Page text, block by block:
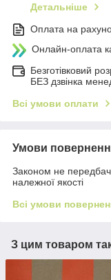
Детальніше
Оплата на
Онлайн-оплата
Безготівковий
БЕЗ дзвінка
Всі умови оплати
Умови
Законом не
належної якості
Всі умови
З цим товаром